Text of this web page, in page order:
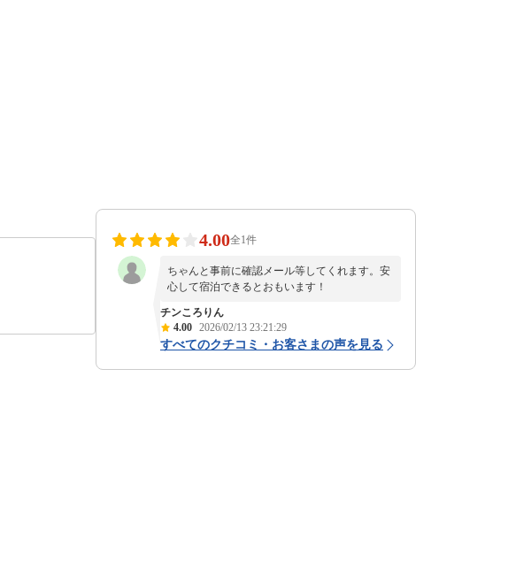
4.00全1件
ちゃんと事前に確認メール等してくれます。安
心して宿泊できるとおもいます！
チンころりん
4.00 2026/02/13 23:21:29
すべてのクチコミ・お客さまの声を見る